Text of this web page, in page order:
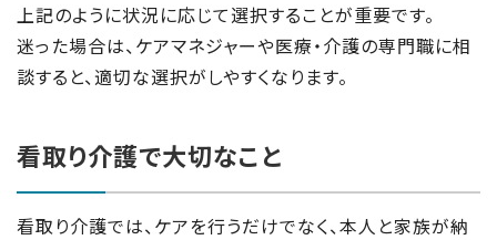
上記のように状況に応じて選択することが重要です。
迷った場合は、ケアマネジャーや医療・介護の専門職に相
談すると、適切な選択がしやすくなります。
看取り介護で大切なこと
看取り介護では、ケアを行うだけでなく、本人と家族が納